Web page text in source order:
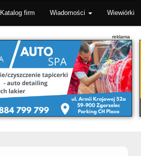
Katalog firm Wiadomości Wiewiórki